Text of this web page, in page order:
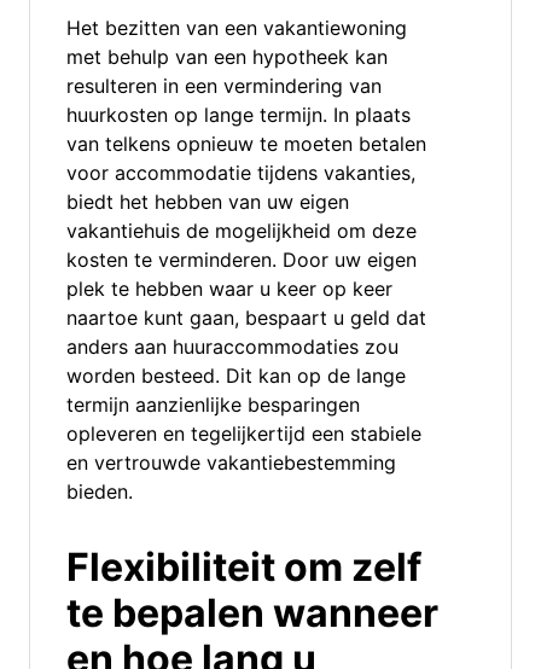
Het bezitten van een vakantiewoning
met behulp van een hypotheek kan
resulteren in een vermindering van
huurkosten op lange termijn. In plaats
van telkens opnieuw te moeten betalen
voor accommodatie tijdens vakanties,
biedt het hebben van uw eigen
vakantiehuis de mogelijkheid om deze
kosten te verminderen. Door uw eigen
plek te hebben waar u keer op keer
naartoe kunt gaan, bespaart u geld dat
anders aan huuraccommodaties zou
worden besteed. Dit kan op de lange
termijn aanzienlijke besparingen
opleveren en tegelijkertijd een stabiele
en vertrouwde vakantiebestemming
bieden.
Flexibiliteit om zelf
te bepalen wanneer
en hoe lang u